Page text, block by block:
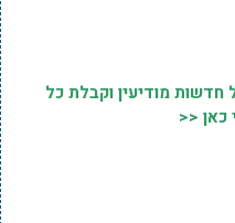
מודיעין וקבלת כל
כאן <<